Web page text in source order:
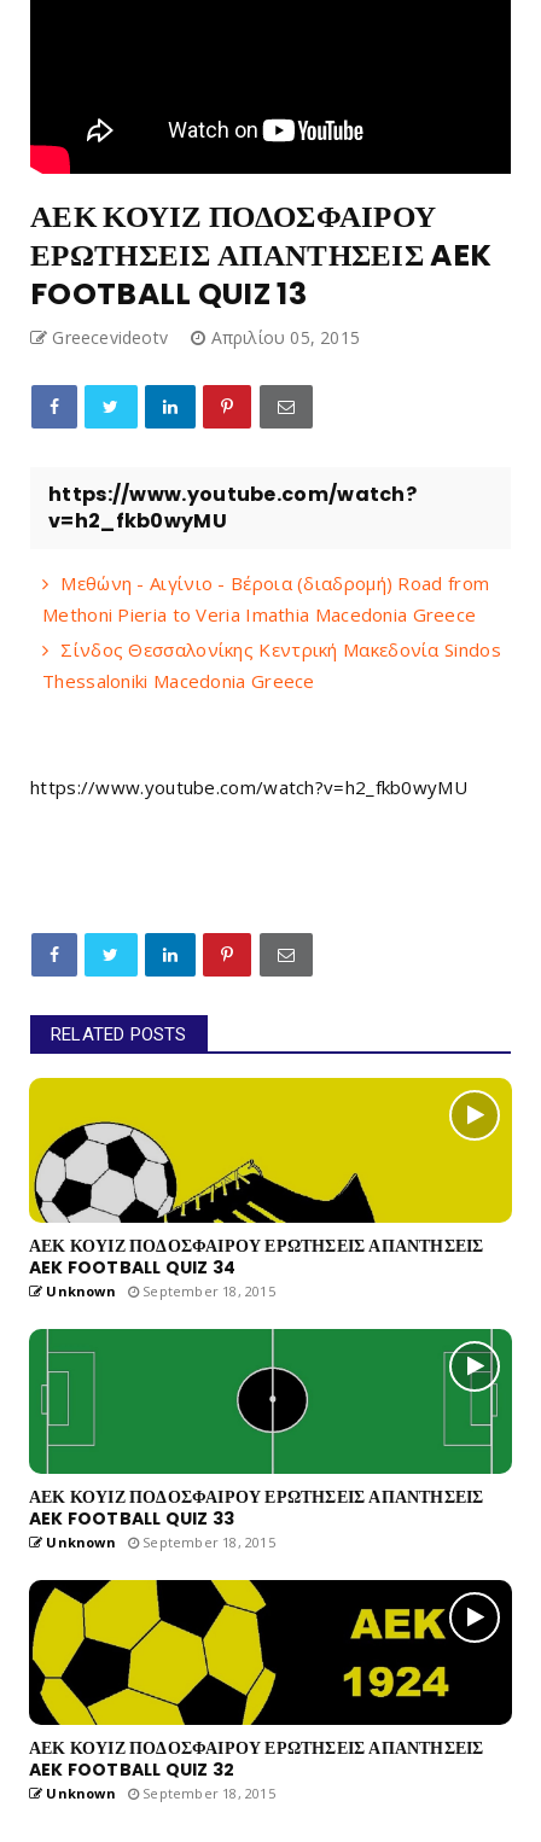
ΑΕΚ ΚΟΥΙΖ ΠΟΔΟΣΦΑΙΡΟΥ
ΕΡΩΤΗΣΕΙΣ ΑΠΑΝΤΗΣΕΙΣ AEK
FOOTBALL QUIZ 13
Greecevideotv Απριλίου 05, 2015
https://www.youtube.com/watch?
v=h2_fkb0wyMU
Μεθώνη - Αιγίνιο - Βέροια (διαδρομή) Road from
Methoni Pieria to Veria Imathia Macedonia Greece
Σίνδος Θεσσαλονίκης Κεντρική Μακεδονία Sindos
Thessaloniki Macedonia Greece
https://www.youtube.com/watch?v=h2_fkb0wyMU
RELATED POSTS
ΑΕΚ ΚΟΥΙΖ ΠΟΔΟΣΦΑΙΡΟΥ ΕΡΩΤΗΣΕΙΣ ΑΠΑΝΤΗΣΕΙΣ
AEK FOOTBALL QUIZ 34
Unknown September 18, 2015
ΑΕΚ ΚΟΥΙΖ ΠΟΔΟΣΦΑΙΡΟΥ ΕΡΩΤΗΣΕΙΣ ΑΠΑΝΤΗΣΕΙΣ
AEK FOOTBALL QUIZ 33
Unknown September 18, 2015
ΑΕΚ ΚΟΥΙΖ ΠΟΔΟΣΦΑΙΡΟΥ ΕΡΩΤΗΣΕΙΣ ΑΠΑΝΤΗΣΕΙΣ
AEK FOOTBALL QUIZ 32
Unknown September 18, 2015